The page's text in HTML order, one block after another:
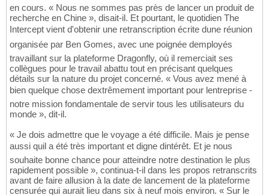
en cours. « Nous ne sommes pas près de lancer un produit de
recherche en Chine », disait-il. Et pourtant, le quotidien The
Intercept vient d'obtenir une retranscription écrite dune réunion
organisée par Ben Gomes, avec une poignée demployés
travaillant sur la plateforme Dragonfly, où il remerciait ses
collègues pour le travail abattu tout en précisant quelques
détails sur la nature du projet concerné. « Vous avez mené à
bien quelque chose dextrêmement important pour lentreprise -
notre mission fondamentale de servir tous les utilisateurs du
monde », dit-il.
« Je dois admettre que le voyage a été difficile. Mais je pense
aussi quil a été très important et digne dintérêt. Et je nous
souhaite bonne chance pour atteindre notre destination le plus
rapidement possible », continua-t-il dans les propos retranscrits
avant de faire allusion à la date de lancement de la plateforme
censurée qui aurait lieu dans six à neuf mois environ. « Sur le